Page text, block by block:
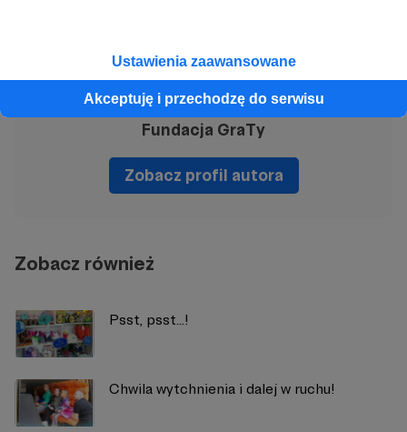
Ustawienia zaawansowane
Akceptuję i przechodzę do serwisu
Fundacja GraTy
Zobacz profil autora
Zobacz również
Psst, psst...!
Chwila wytchnienia i dalej w ruchu!